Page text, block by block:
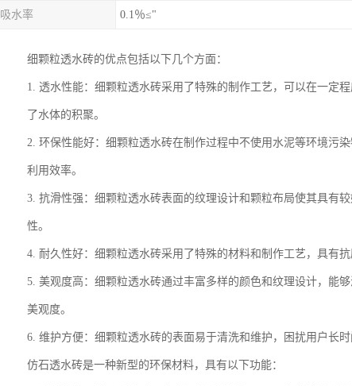
吸水率 0.1％≤"
细颗粒透水砖的优点包括以下几个方面：
1. 透水性能：细颗粒透水砖采用了特殊的制作工艺，可以在一定
了水体的积聚。
2. 环保性能好：细颗粒透水砖在制作过程中不使用水泥等环境污
利用效率。
3. 抗滑性强：细颗粒透水砖表面的纹理设计和颗粒布局使其具有
性。
4. 耐久性好：细颗粒透水砖采用了特殊的材料和制作工艺，具有
5. 美观度高：细颗粒透水砖通过丰富多样的颜色和纹理设计，能
美观度。
6. 维护方便：细颗粒透水砖的表面易于清洗和维护，困扰用户长
仿石透水砖是一种新型的环保材料，具有以下功能：